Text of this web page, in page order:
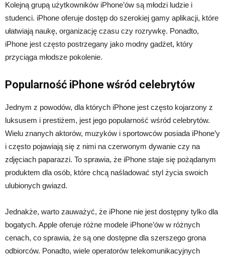
Kolejną grupą użytkowników iPhone’ów są młodzi ludzie i
studenci. iPhone oferuje dostęp do szerokiej gamy aplikacji, które
ułatwiają naukę, organizację czasu czy rozrywkę. Ponadto,
iPhone jest często postrzegany jako modny gadżet, który
przyciąga młodsze pokolenie.
Popularność iPhone wśród celebrytów
Jednym z powodów, dla których iPhone jest często kojarzony z
luksusem i prestiżem, jest jego popularność wśród celebrytów.
Wielu znanych aktorów, muzyków i sportowców posiada iPhone’y
i często pojawiają się z nimi na czerwonym dywanie czy na
zdjęciach paparazzi. To sprawia, że iPhone staje się pożądanym
produktem dla osób, które chcą naśladować styl życia swoich
ulubionych gwiazd.
Jednakże, warto zauważyć, że iPhone nie jest dostępny tylko dla
bogatych. Apple oferuje różne modele iPhone’ów w różnych
cenach, co sprawia, że są one dostępne dla szerszego grona
odbiorców. Ponadto, wiele operatorów telekomunikacyjnych